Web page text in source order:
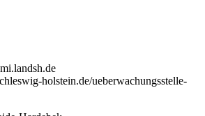
holstein.de/ueberwachungsstelle-